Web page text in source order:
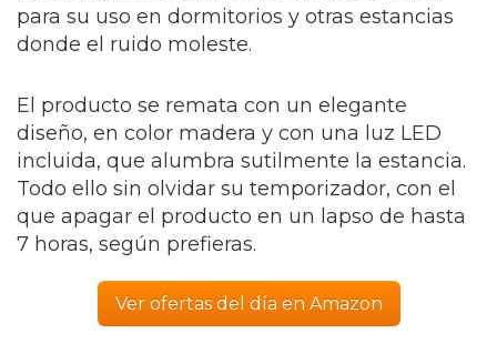
para su uso en dormitorios y otras estancias
donde el ruido moleste.
El producto se remata con un elegante
diseño, en color madera y con una luz LED
incluida, que alumbra sutilmente la estancia.
Todo ello sin olvidar su temporizador, con el
que apagar el producto en un lapso de hasta
7 horas, según prefieras.
Ver ofertas del día en Amazon